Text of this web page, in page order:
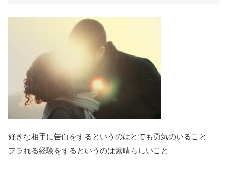
好きな相手に告白をするというのはとても勇気のいること
フラれる経験をするというのは素晴らしいこと